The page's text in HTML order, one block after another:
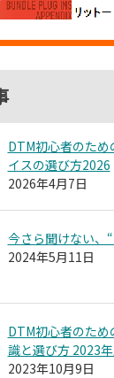
DTM初心者のため
イスの選び方2026
2026年4月7日
今さら聞けない、
2024年5月11日
DTM初心者のた
識と選び方 2023
2023年10月9日